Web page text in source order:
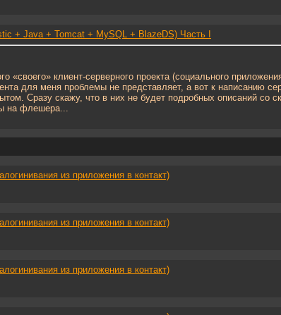
+ Java + Tomcat + MySQL + BlazeDS) Часть I
«своего» клиент-серверного проекта (социального
для меня проблемы не представляет, а вот к написанию
Сразу скажу, что в них не будет подробных описаний со
на флешера...
из приложения в контакт)
из приложения в контакт)
из приложения в контакт)